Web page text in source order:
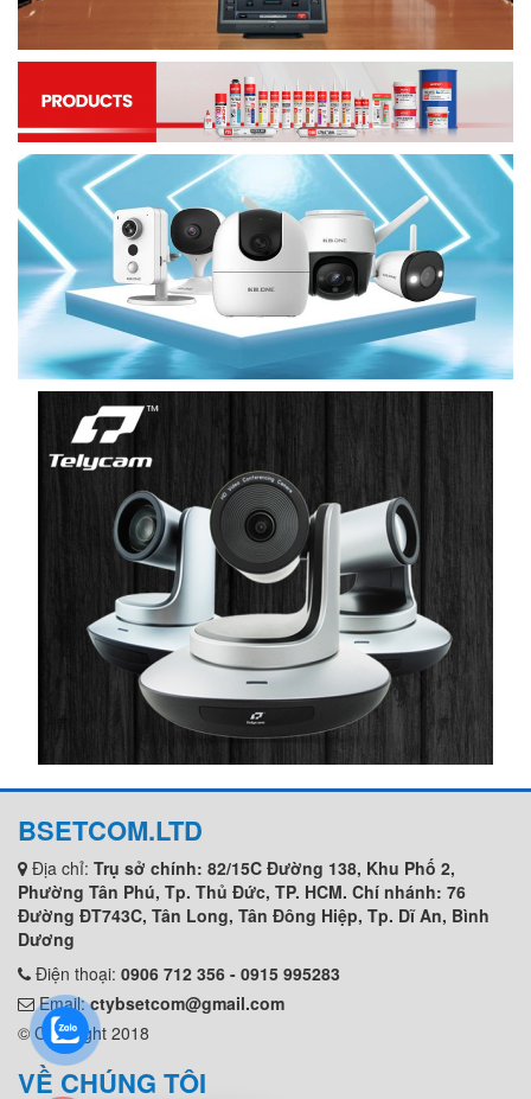
BSETCOM.LTD
Địa chỉ: Trụ sở chính: 82/15C Đường 138, Khu Phố 2,
Phường Tân Phú, Tp. Thủ Đức, TP. HCM. Chí nhánh: 76
Đường ĐT743C, Tân Long, Tân Đông Hiệp, Tp. Dĩ An, Bình
Dương
Điện thoại: 0906 712 356 - 0915 995283
Email:ctybsetcom@gmail.com
© Copyright 2018
VỀ CHÚNG TÔI